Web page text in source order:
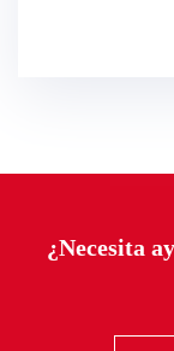
¿Necesita